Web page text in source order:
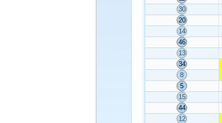
30
20
14
46
13
34
8
5
15
44
12